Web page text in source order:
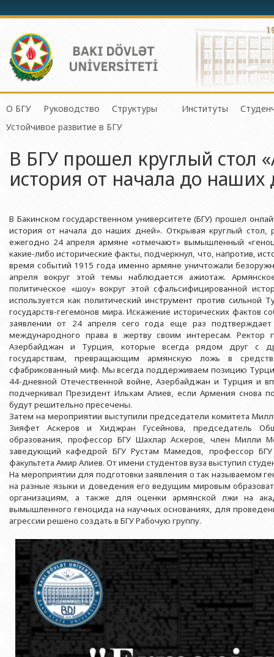
О БГУ
История БГУ
Миссия и стратегия БГУ
Программа развития БГУ
Членство БГУ в международных организациях
Гранты и проекты
Ректоры
Выпускники БГУ
Почетные доктора
Образование в БГУ
Перечень специальностей
Знаменательные даты в истории БГУ
Руководство
Ректор
Проректоры
Советник ректора
Деканы
Профсоюзный Комитет
Учебно-методический совет
Структуры
Центр организации научной
Отдел по связям с
Отдел по работе с документами
Бухгалтерия
Отдел мониторинга и контроля
Отдел протокола
Служба психологической помощи
Культурно-творческий центр
Спортивно-оздоровительный
Университетская газета
Типография
Издательство
Физический
Химический
Факультет
Географический
Геологический
Филологический
Исторический
Факультет
Юридический
Факультет
Факультет
Факультет
Факультет Теология
Факультет
Институты
Институт
Институт
Институт
Республики
Институт
Азербайджанской
Юридическое
Азербайджанской
Юридическое
образования
Юридическое
Азербайджанской
Юридическое
Устойчивое развитие в БГУ
В БГУ прошел круглый стол
история от начала до наших
В Бакинском государственном университете (БГУ) прошел
история от начала до наших дней». Открывая круглый стол,
ежегодно 24 апреля армяне «отмечают» вымышленный
какие-либо исторические факты, подчеркнул, что, напротив,
время событий 1915 года именно армяне уничтожали
апреля вокруг этой темы наблюдается ажиотаж.
политическое «шоу» вокруг этой сфальсифицированной
используется как политический инструмент против сильной
государств-гегемонов мира. Искажение исторических фактов
заявлении от 24 апреля сего года еще раз
международного права в жертву своим интересам. Ректор
Азербайджан и Турция, которые всегда рядом друг с
государствам, превращающим армянскую ложь в
сфабрикованный миф. Мы всегда поддерживаем позицию
44-дневной Отечественной войне, Азербайджан и Турция и
подчеркивал Президент Ильхам Алиев, если Армения снова
будут решительно пресечены.
Затем на мероприятии выступили председатели комитета
Зияфет Аскеров и Хиджран Гусейнова, председатель
образования, профессор БГУ Шахлар Аскеров, член Милли
заведующий кафедрой БГУ Рустам Мамедов, профессор
факультета Амир Алиев. От имени студентов вуза выступил
На мероприятии для подготовки заявления о так называемом
на разные языки и доведения его ведущим мировым
организациям, а также для оценки армянской лжи на
вымышленного геноцида на научных основаниях, для
агрессии решено создать в БГУ Рабочую группу.